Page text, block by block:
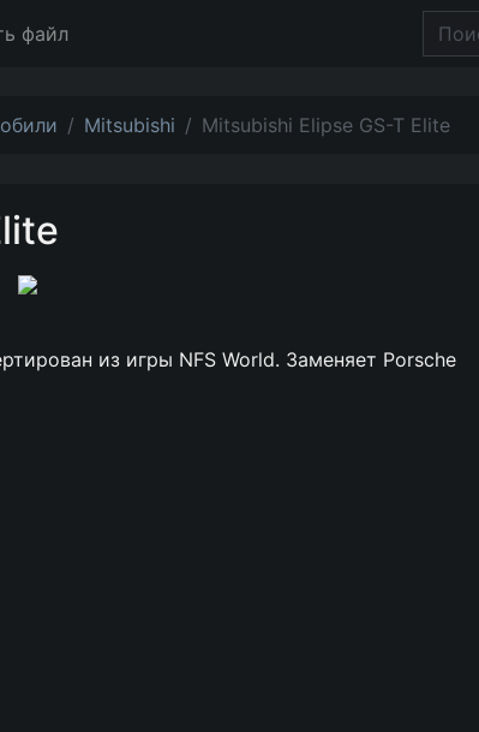
файл
Mitsubishi Mitsubishi Elipse GS-T Elite
из игры NFS World. Заменяет Porsche